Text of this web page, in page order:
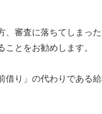
審査に落ちてしまっ
とをお勧めします。
借り」の代わりである